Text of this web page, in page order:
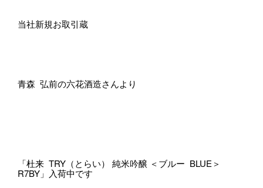
当社新規お取引蔵
青森 弘前の六花酒造さんより
「杜来 TRY（とらい） 純米吟醸 ＜ブルー BLUE＞
R7BY」入荷中です